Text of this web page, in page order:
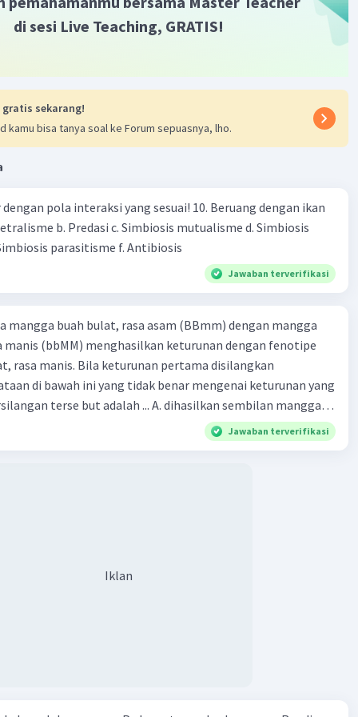
·4.7(3) Balas
Iklan
abiotik dalam daftar ini adalah yang tidak hidup. Dalam
abiotik adalah:
dan (6)
yang benar adalah B. (1), (2), (4), dan (6).
·0.0(0 ) Balas
jamur adalah contoh dari organisme
·0.0 (0) Balas
di sesi Live Teaching, GRATIS!
gratis sekarang!
kamu bisa tanya soal ke Forum sepuasnya, lho.
pola interaksi yang sesuai! 10. Beruang dengan ikan
b. Predasi c. Simbiosis mutualisme d. Simbiosis
parasitisme f. Antibiosis
Jawaban terverifikasi
mangga buah bulat, rasa asam (BBmm) dengan mangga
manis (bbMM) menghasilkan keturunan dengan fenotipe
rasa manis. Bila keturunan pertama disilangkan
di bawah ini yang tidak benar mengenai keturunan yang
but adalah ... A. dihasilkan sembilan mangga
asam C.
rasa manis D. dihasi lkan tiga mangga buah
Jawaban terverifikasi
Iklan